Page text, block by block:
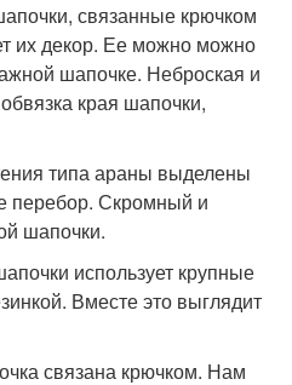
связанные крючком
их декор. Ее можно можно
шапочке. Неброская и
края шапочки,
типа араны выделены
перебор. Скромный и
шапочки.
использует крупные
Вместе это выглядит
связана крючком. Нам